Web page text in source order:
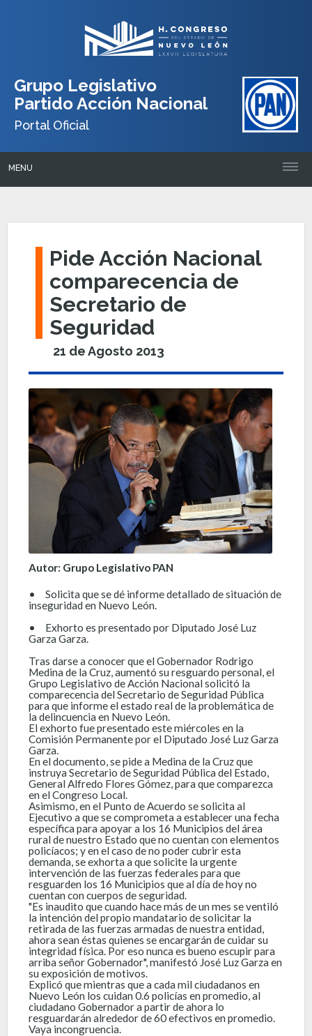
Grupo Legislativo
Partido Acción Nacional
Portal Oficial
MENU
Pide Acción Nacional
comparecencia de
Secretario de
Seguridad
21 de Agosto 2013
Autor: Grupo Legislativo PAN
•
Solicita que se dé informe detallado de situación de
inseguridad en Nuevo León.
•
Exhorto es presentado por Diputado José Luz
Garza Garza.
Tras darse a conocer que el Gobernador Rodrigo
Medina de la Cruz, aumentó su resguardo personal, el
Grupo Legislativo de Acción Nacional solicitó la
comparecencia del Secretario de Seguridad Pública
para que informe el estado real de la problemática de
la delincuencia en Nuevo León.
El exhorto fue presentado este miércoles en la
Comisión Permanente por el Diputado José Luz Garza
Garza.
En el documento, se pide a Medina de la Cruz que
instruya Secretario de Seguridad Pública del Estado,
General Alfredo Flores Gómez, para que comparezca
en el Congreso Local.
Asimismo, en el Punto de Acuerdo se solicita al
Ejecutivo a que se comprometa a establecer una fecha
específica para apoyar a los 16 Municipios del área
rural de nuestro Estado que no cuentan con elementos
policíacos; y en el caso de no poder cubrir esta
demanda, se exhorta a que solicite la urgente
intervención de las fuerzas federales para que
resguarden los 16 Municipios que al día de hoy no
cuentan con cuerpos de seguridad.
"Es inaudito que cuando hace más de un mes se ventiló
la intención del propio mandatario de solicitar la
retirada de las fuerzas armadas de nuestra entidad,
ahora sean éstas quienes se encargarán de cuidar su
integridad física. Por eso nunca es bueno escupir para
arriba señor Gobernador", manifestó José Luz Garza en
su exposición de motivos.
Explicó que mientras que a cada mil ciudadanos en
Nuevo León los cuidan 0.6 policías en promedio, al
ciudadano Gobernador a partir de ahora lo
resguardarán alrededor de 60 efectivos en promedio.
Vaya incongruencia.